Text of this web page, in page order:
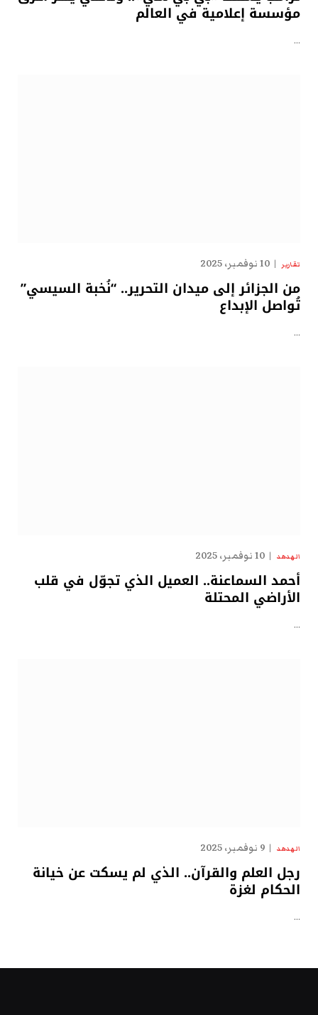
مؤسسة إعلامية في العالم
…
تقارير 10 نوفمبر، 2025
من الجزائر إلى ميدان التحرير.. “نُخبة السيسي”
تُواصل الإبداع
…
الهدهد 10 نوفمبر، 2025
أحمد السماعنة.. العميل الذي تجوّل في قلب
الأراضي المحتلة
…
الهدهد 9 نوفمبر، 2025
رجل العلم والقرآن.. الذي لم يسكت عن خيانة
الحكام لغزة
…